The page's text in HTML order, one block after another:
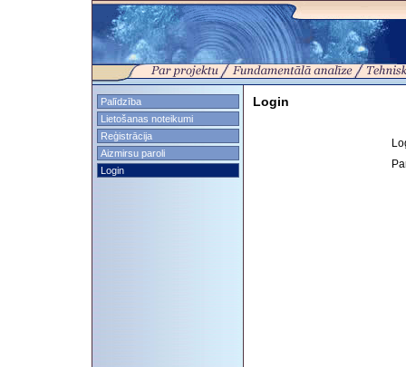
Palīdzība
Lietošanas noteikumi
Reģistrācija
Aizmirsu paroli
Login
Login